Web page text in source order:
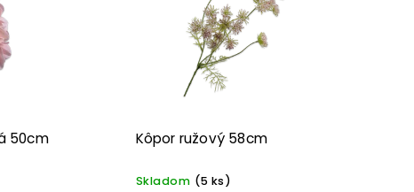
50cm Kôpor ružový 58cm
Skladom (5 ks)